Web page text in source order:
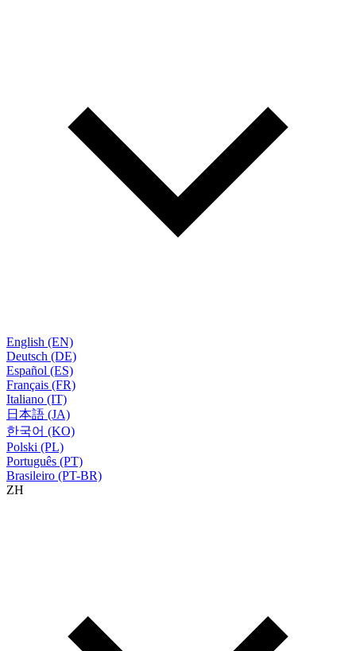
English (EN)
Deutsch (DE)
Español (ES)
Français (FR)
Italiano (IT)
日本語 (JA)
한국어 (KO)
Polski (PL)
Português (PT)
Brasileiro (PT-BR)
ZH